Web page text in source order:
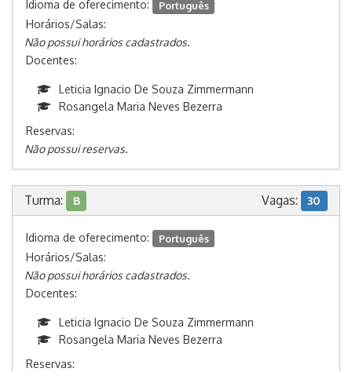
Idioma de oferecimento: Português
Horários/Salas:
Não possui horários cadastrados.
Docentes:
Leticia Ignacio De Souza Zimmermann
Rosangela Maria Neves Bezerra
Reservas:
Não possui reservas.
Turma: B Vagas: 30
Idioma de oferecimento: Português
Horários/Salas:
Não possui horários cadastrados.
Docentes:
Leticia Ignacio De Souza Zimmermann
Rosangela Maria Neves Bezerra
Reservas: